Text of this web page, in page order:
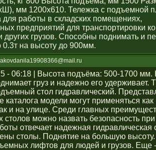
мм 1200x610. Тележка с подъемной
для работы в складских помещениях,
предприятий для транспортировки
других грузов. Способны поднимать и
0.3т на высоту до 900мм.
- 06:18 | Высота подъёма: 500-1700
груз и надежно его удерживает.
стол гидравлический.
каталога модели могут применяться
и на улице. Среди главных
столов можно назвать безопасность
отвечает надежная гидравлическая
столы. Поднятие на большую
лифтов для людей и грузов. Еще